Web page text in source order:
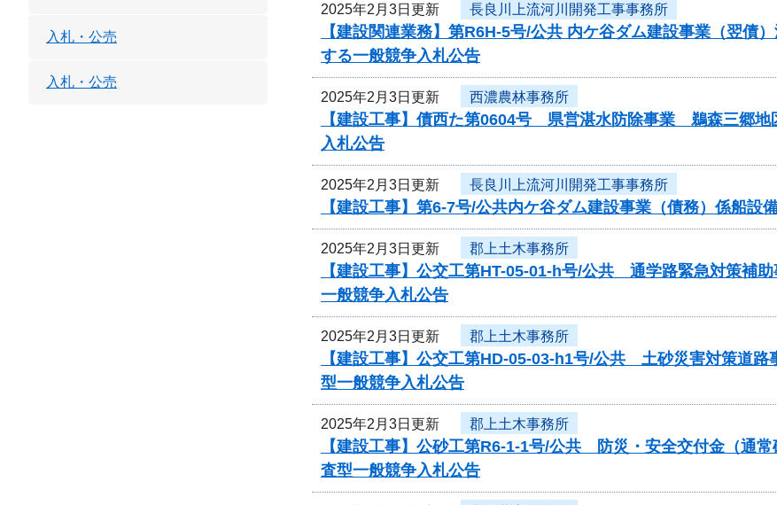
2025年2月3日更新 長良川上流河川開発工事事務所
【建設関連業務】第R6H-5号/公共 内ケ谷ダム建設事業（翌債
する一般競争入札公告
2025年2月3日更新 西濃農林事務所
【建設工事】債西た第0604号 県営湛水防除事業 鵜森三郷
入札公告
2025年2月3日更新 長良川上流河川開発工事事務所
【建設工事】第6-7号/公共内ケ谷ダム建設事業（債務）係船
2025年2月3日更新 郡上土木事務所
【建設工事】公交工第HT-05-01-h号/公共 通学路緊急対策補
一般競争入札公告
2025年2月3日更新 郡上土木事務所
【建設工事】公交工第HD-05-03-h1号/公共 土砂災害対策道
型一般競争入札公告
2025年2月3日更新 郡上土木事務所
【建設工事】公砂工第R6-1-1号/公共 防災・安全交付金（通
査型一般競争入札公告
入札・公売
入札・公売